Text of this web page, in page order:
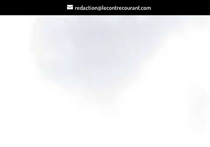
redaction@lecontrecourant.com